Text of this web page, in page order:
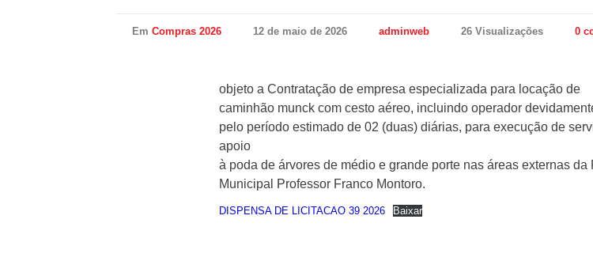
Em Compras 2026 12 de maio de 2026 adminweb 26 Visualizações 0
objeto a Contratação de empresa especializada para locação de
caminhão munck com cesto aéreo, incluindo operador
pelo período estimado de 02 (duas) diárias, para execução de
apoio
à poda de árvores de médio e grande porte nas áreas externas da
Municipal Professor Franco Montoro.
DISPENSA DE LICITACAO 39 2026 Baixar